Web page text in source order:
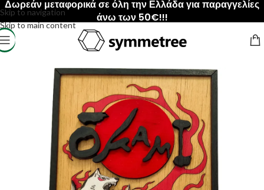
Skip to navigation
Skip to main content
Δωρεάν μεταφορικά σε όλη την Ελλάδα για παραγγελίες
άνω των 50€!!!
Αρχική σελίδα ΠΡΟΙΟΝΤΑ/Κάδρα